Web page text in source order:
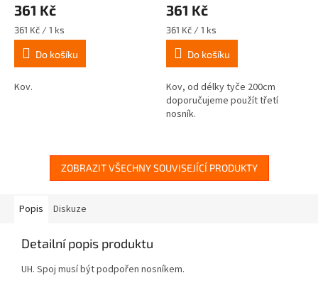
361 Kč
Měrná
cena:
361 Kč / 1 ks
Do košíku
Kov.
361 Kč
Měrná
cena:
361 Kč / 1 ks
Do košíku
Kov, od délky tyče 200cm
doporučujeme použít třetí
nosník.
ZOBRAZIT VŠECHNY SOUVISEJÍCÍ PRODUKTY
Popis Diskuze
Detailní popis produktu
UH. Spoj musí být podpořen nosníkem.